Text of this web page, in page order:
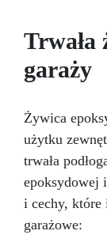
do
ziemi
Trwała
garaży
Żywica
użytku
trwała
epoksydowej
i cechy, które
garażowe: